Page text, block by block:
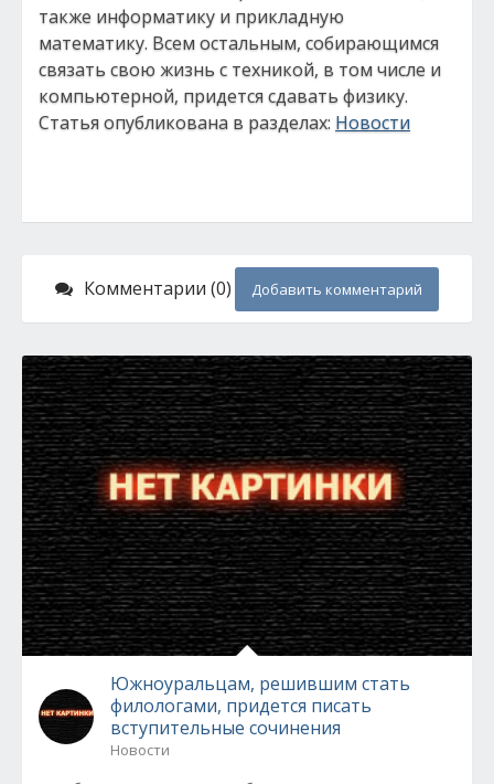
также информатику и прикладную
математику. Всем остальным, собирающимся
связать свою жизнь с техникой, в том числе и
компьютерной, придется сдавать физику.
Статья опубликована в разделах: Новости
Комментарии (0) Добавить комментарий
Южноуральцам, решившим стать
филологами, придется писать
вступительные сочинения
Новости